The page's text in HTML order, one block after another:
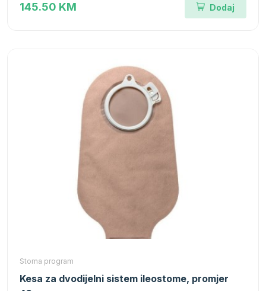
145.50 KM Dodaj
Stoma program
Kesa za dvodijelni sistem ileostome, promjer